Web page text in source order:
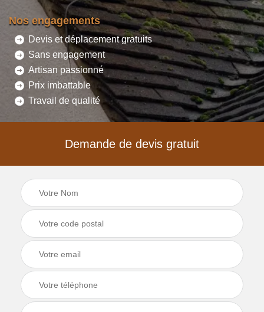
Nos engagements
Devis et déplacement gratuits
Sans engagement
Artisan passionné
Prix imbattable
Travail de qualité
Demande de devis gratuit